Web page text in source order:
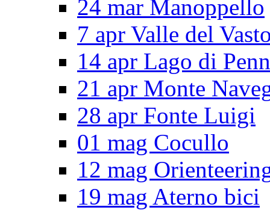
24 mar Manoppello
7 apr Valle del
14 apr Lago di
21 apr Monte
28 apr Fonte Luigi
01 mag Cocullo
12 mag
19 mag Aterno bici